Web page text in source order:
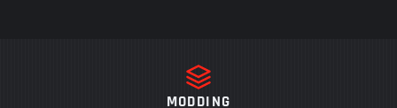
MODDING